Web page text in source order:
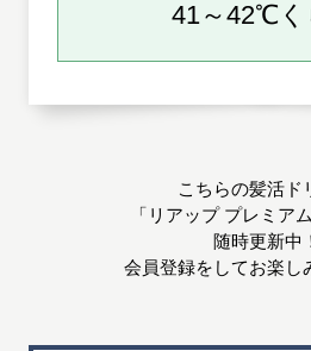
41～42℃く
こちらの髪活ド
「リアップ プレミア
随時更新中
会員登録をしてお楽し